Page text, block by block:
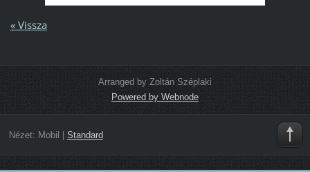
« Vissza
Arranged by Zoltán Széplaki
Powered by Webnode
Nézet: Mobil Standard